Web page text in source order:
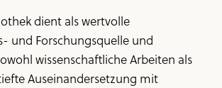
dient als wertvolle
und Forschungsquelle und
wissenschaftliche Arbeiten als
Auseinandersetzung mit